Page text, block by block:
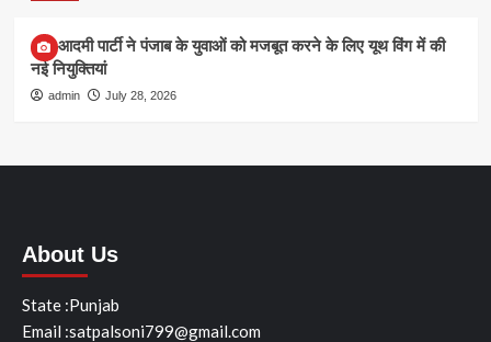
आम आदमी पार्टी ने पंजाब के युवाओं को मजबूत करने के लिए यूथ विंग में की
नई नियुक्तियां
admin July 28, 2026
About Us
State :Punjab
Email :satpalsoni799@gmail.com